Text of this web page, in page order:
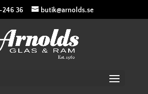
36 butik@arnolds.se